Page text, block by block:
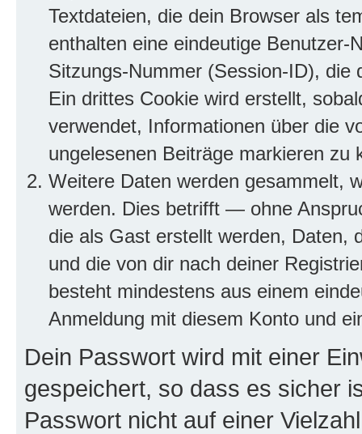
Textdateien, die dein Browser als
enthalten eine eindeutige
Sitzungs-Nummer (Session-ID), die
Ein drittes Cookie wird erstellt,
verwendet, Informationen über die
ungelesenen Beiträge markieren zu
Weitere Daten werden gesammelt,
werden. Dies betrifft — ohne
die als Gast erstellt werden, Daten,
und die von dir nach deiner
besteht mindestens aus einem
Anmeldung mit diesem Konto und
Dein Passwort wird mit einer
gespeichert, so dass es sicher
Passwort nicht auf einer